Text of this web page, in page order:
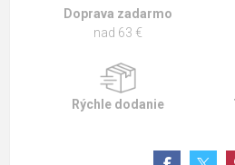
Doprava zadarmo
nad 63 €
Rýchle dodanie